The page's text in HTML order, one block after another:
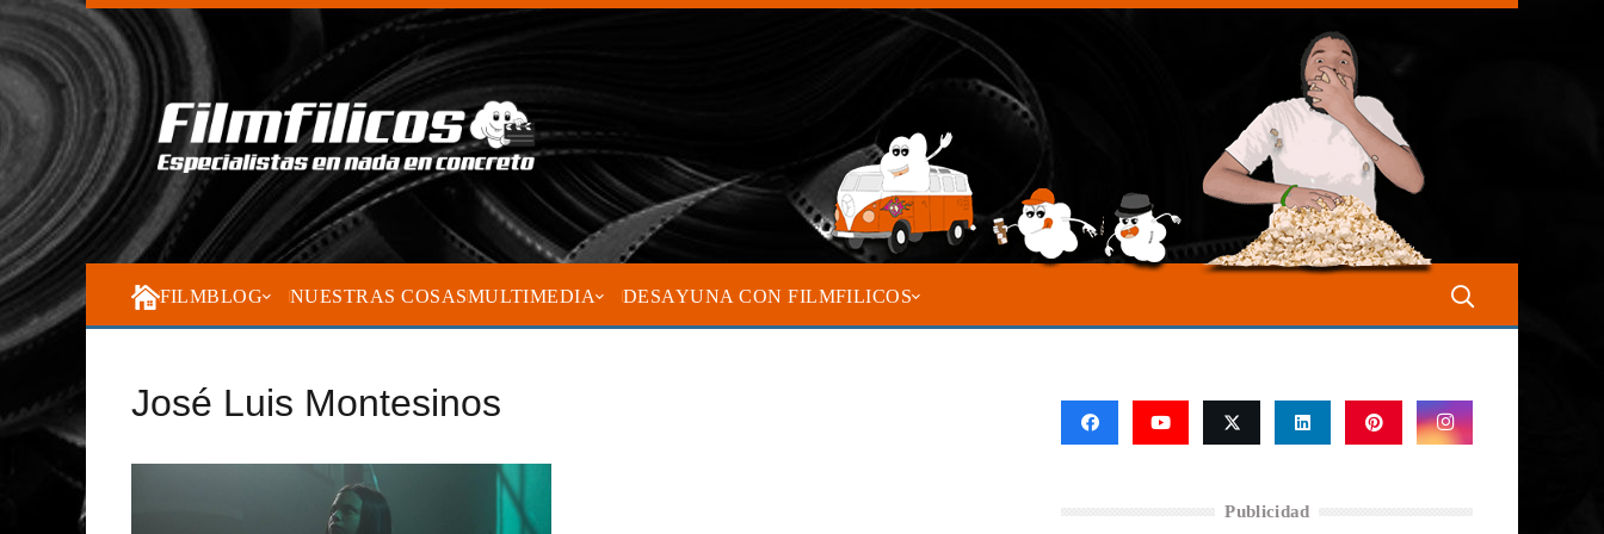
FILMBLOG NUESTRAS COSASMULTIMEDIA DESAYUNA CON FILMFILICOS
José Luis Montesinos
Publicidad